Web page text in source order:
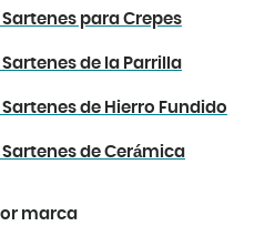
para Crepes
de la Parrilla
de Hierro Fundido
de Cerámica
marca